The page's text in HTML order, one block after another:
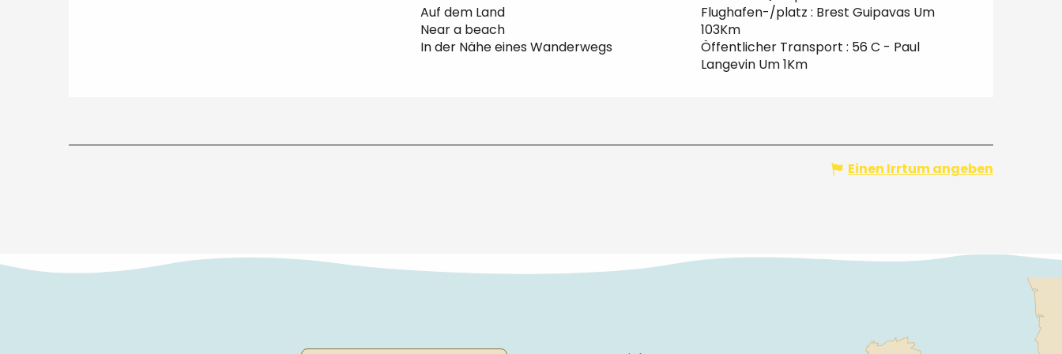
Auf dem Land
Near a beach
In der Nähe eines Wanderwegs
Flughafen-/platz : Brest Guipavas Um
103Km
Öffentlicher Transport : 56 C - Paul
Langevin Um 1Km
Einen Irrtum angeben